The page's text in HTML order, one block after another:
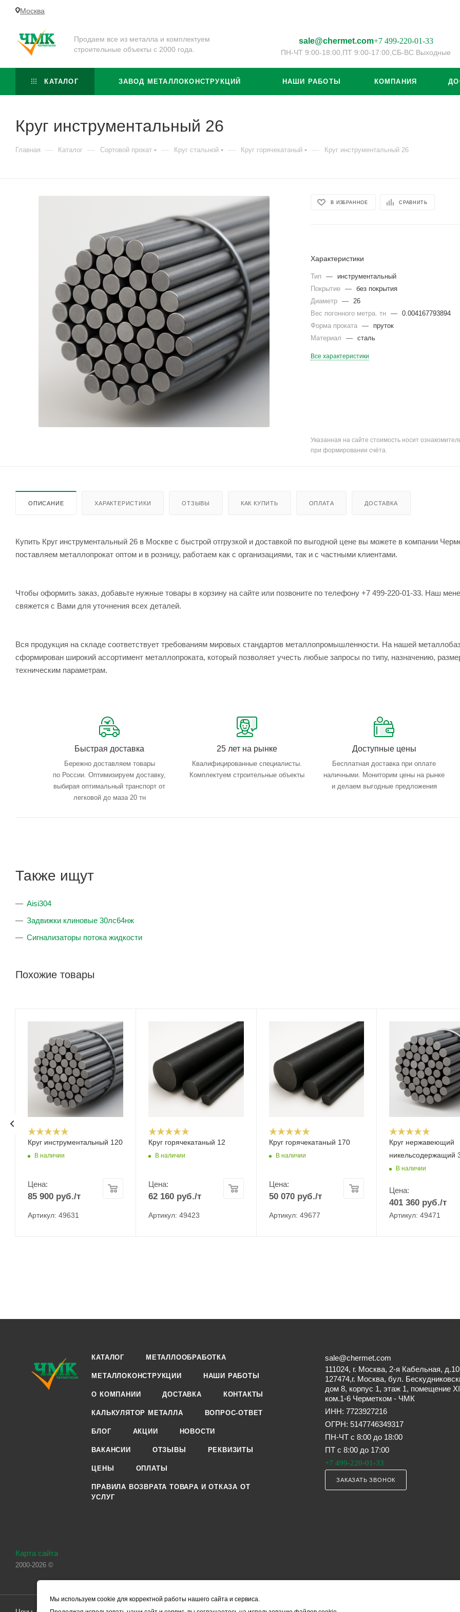
Москва
Продаем все из металла и комплектуем
строительные объекты с 2000 года.
sale@chermet.com+7 499-220-01-33
ПН-ЧТ 9:00-18:00, ПТ 9:00-17:00, СБ-ВС Выходные
КАТАЛОГ ЗАВОД МЕТАЛЛОКОНСТРУКЦИЙ НАШИ РАБОТЫ КОМПАНИЯ
Круг инструментальный 26
Главная — Каталог — Сортовой прокат — Круг стальной — Круг горячекатаный — Круг инструментальный 26
В ИЗБРАННОЕ СРАВНИТЬ
Характеристики
Тип —
инструментальный
Покрытие
—
без покрытия
Диаметр
—
26
Вес погонного метра. тн
—
0.004167793894
Форма проката
—
пруток
Материал
— сталь
Все характеристики
Указанная на сайте стоимость носит
при формировании счёта.
ОПИСАНИЕ ХАРАКТЕРИСТИКИ ОТЗЫВЫ КАК КУПИТЬ ОПЛАТА ДОСТАВКА
Купить Круг инструментальный 26 в Москве с быстрой отгрузкой и доставкой по выгодной цене вы можете в компании
поставляем металлопрокат оптом и в розницу, работаем как с организациями, так и с частными клиентами.
Чтобы оформить заказ, добавьте нужные товары в корзину на сайте или позвоните по телефону +7 499-220-01-33. Наш
свяжется с Вами для уточнения всех деталей.
Вся продукция на складе соответствует требованиям мировых стандартов металлопромышленности. На нашей
сформирован широкий ассортимент металлопроката, который позволяет учесть любые запросы по типу, назначению,
техническим параметрам.
Быстрая доставка
Бережно доставляем товары
по России. Оптимизируем доставку,
выбирая оптимальный транспорт от
легковой до маза 20 тн
25 лет на рынке
Квалифицированные специалисты.
Комплектуем строительные объекты
Доступные цены
Бесплатная доставка при оплате
наличными. Мониторим цены на рынке
и делаем выгодные предложения
Также ищут
Aisi304
Задвижки клиновые 30лс64нж
Сигнализаторы потока жидкости
Похожие товары
Круг инструментальный 120
В наличии
Цена:
85 900 руб./т
Артикул: 49631
Круг горячекатаный 12
В наличии
Цена:
62 160руб./т
Артикул: 49423
Круг горячекатаный 170
В наличии
Цена:
50 070руб./т
Артикул: 49677
Круг нержавеющий
никельсодержащий
В наличии
Цена:
401 360 руб./т
Артикул: 49471
КАТАЛОГ МЕТАЛЛООБРАБОТКА
МЕТАЛЛОКОНСТРУКЦИИ НАШИ РАБОТЫ
О КОМПАНИИ ДОСТАВКА КОНТАКТЫ
КАЛЬКУЛЯТОР МЕТАЛЛА ВОПРОС-ОТВЕТ
БЛОГ АКЦИИ НОВОСТИ
ВАКАНСИИ ОТЗЫВЫ РЕКВИЗИТЫ
ЦЕНЫ ОПЛАТЫ
ПРАВИЛА ВОЗВРАТА ТОВАРА И ОТКАЗА ОТ
УСЛУГ
sale@chermet.com
111024, г. Москва, 2-я Кабельная, д.10
127474,г. Москва, бул.
дом 8, корпус 1, этаж 1, помещение
ком.1-6 Черметком - ЧМК
ИНН: 7723927216
ОГРН: 5147746349317
ПН-ЧТ с 8:00 до 18:00
ПТ с 8:00 до 17:00
+7 499-220-01-33
ЗАКАЗАТЬ ЗВОНОК
Карта сайта
2000-2026 ©
Мы используем cookie для корректной работы нашего сайта и сервиса.